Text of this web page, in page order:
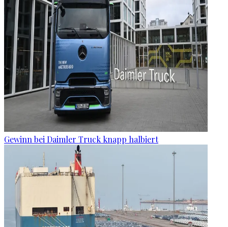
Gewinn bei Daimler Truck knapp halbiert